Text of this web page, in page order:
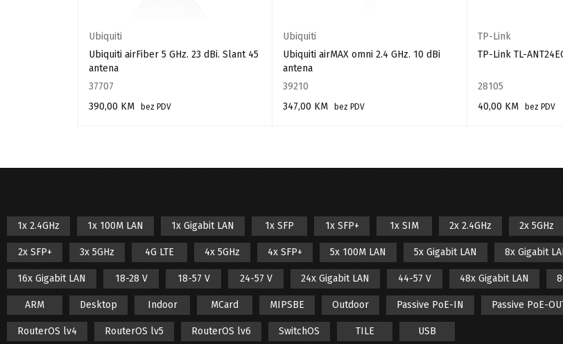
Ubiquiti
Ubiquiti airFiber 5 GHz. 23 dBi. Slant 45
antena
37707
390,00 KM
bez PDV
Ubiquiti
Ubiquiti airMAX omni 2.4 GHz. 10 dBi
antena
39210
347,00 KM
bez PDV
TP-Link
TP-Link TL-
28105
40,00 KM
bez PDV
1x 2.4GHz 1x 100M LAN 1x Gigabit LAN 1x SFP 1x SFP+ 1x SIM 2x 2.4GHz 2x 5GHz
2x SFP+ 3x 5GHz 4G LTE 4x 5GHz 4x SFP+ 5x 100M LAN 5x Gigabit LAN 8x Gigabit
16x Gigabit LAN 18-28 V 18-57 V 24-57 V 24x Gigabit LAN 44-57 V 48x Gigabit LAN
ARM Desktop Indoor MCard MIPSBE Outdoor Passive PoE-IN Passive PoE-
RouterOS lv4 RouterOS lv5 RouterOS lv6 SwitchOS TILE USB